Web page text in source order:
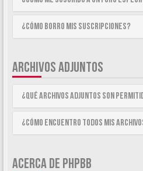
¿Cómo borro mis suscripciones?
ARCHIVOS ADJUNTOS
¿Qué archivos adjuntos son
¿Cómo encuentro todos mis
ACERCA DE PHPBB